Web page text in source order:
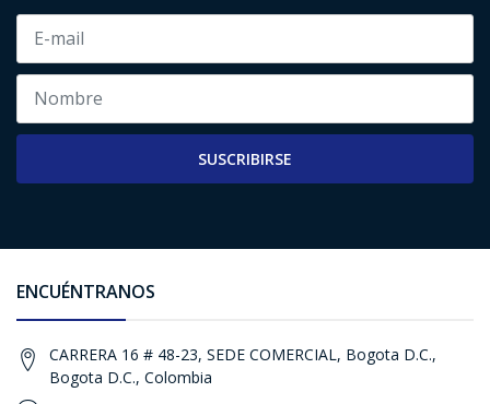
SUSCRIBIRSE
ENCUÉNTRANOS
CARRERA 16 # 48-23, SEDE COMERCIAL, Bogota D.C.,
Bogota D.C., Colombia